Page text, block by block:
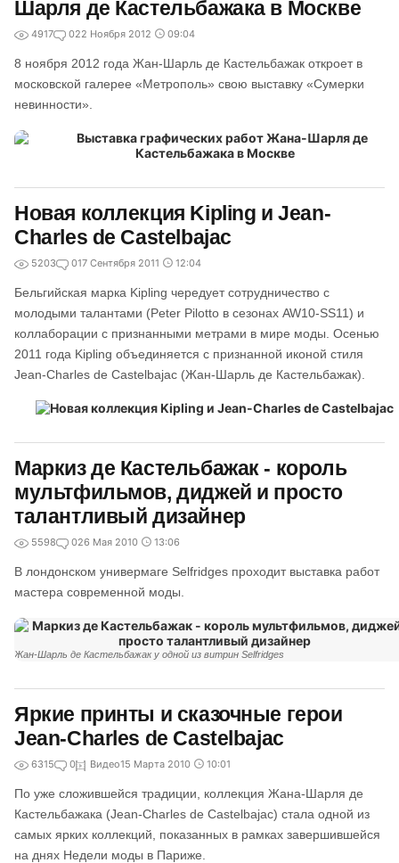
Шарля де Кастельбажака в Москве
4917 022 Ноября 2012 09:04
8 ноября 2012 года Жан-Шарль де Кастельбажак откроет в
московской галерее «Метрополь» свою выставку «Сумерки
невинности».
Новая коллекция Kipling и Jean-
Charles de Castelbajac
5203 017 Сентября 2011 12:04
Бельгийская марка Kipling чередует сотрудничество с
молодыми талантами (Peter Pilotto в сезонах AW10-SS11) и
коллаборации с признанными метрами в мире моды. Осенью
2011 года Kipling объединяется с признанной иконой стиля
Jean-Charles de Castelbajac (Жан-Шарль де Кастельбажак).
Маркиз де Кастельбажак - король
мультфильмов, диджей и просто
талантливый дизайнер
5598 026 Мая 2010 13:06
В лондонском универмаге Selfridges проходит выставка работ
мастера современной моды.
Жан-Шарль де Кастельбажак у одной из витрин Selfridges
Яркие принты и сказочные герои
Jean-Charles de Castelbajac
6315 0 Видео15 Марта 2010 10:01
По уже сложившейся традиции, коллекция Жана-Шарля де
Кастельбажака (Jean-Charles de Castelbajac) стала одной из
самых ярких коллекций, показанных в рамках завершившейся
на днях Недели моды в Париже.